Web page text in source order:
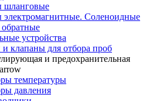
шланговые
Соленоидные
устройства
клапаны для отбора проб
и предохранительная
температуры
давления